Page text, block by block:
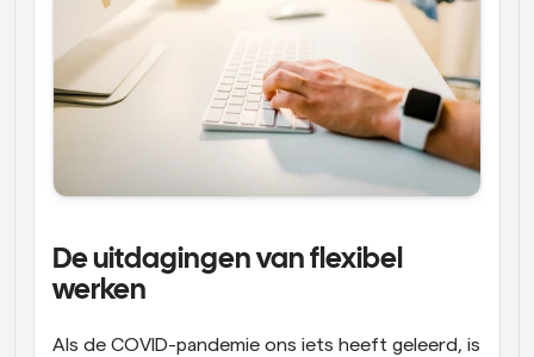
De uitdagingen van flexibel
werken
Als de COVID-pandemie ons iets heeft geleerd, is